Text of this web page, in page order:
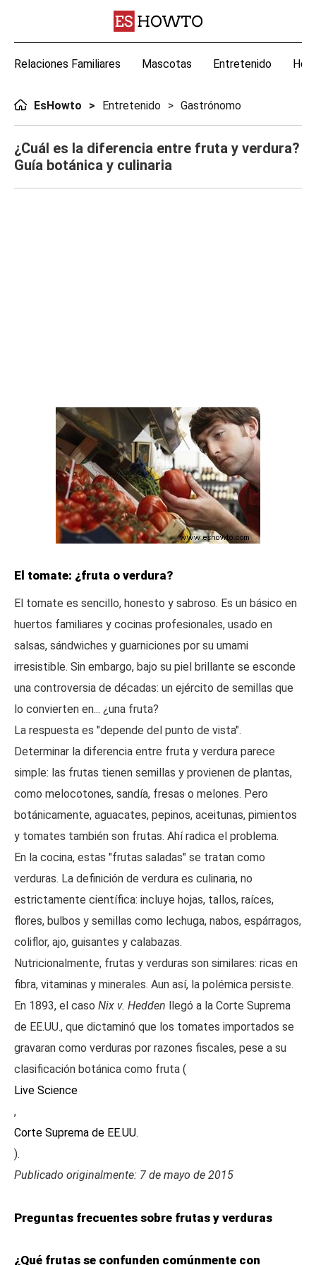
Relaciones Familiares Mascotas Entretenido
EsHowto Entretenido Gastrónomo
¿Cuál es la diferencia entre fruta y verdura?
Guía botánica y culinaria
El tomate: ¿fruta o verdura?
El tomate es sencillo, honesto y sabroso. Es un básico en
huertos familiares y cocinas profesionales, usado en
salsas, sándwiches y guarniciones por su umami
irresistible. Sin embargo, bajo su piel brillante se esconde
una controversia de décadas: un ejército de semillas que
lo convierten en... ¿una fruta?
La respuesta es "depende del punto de vista".
Determinar la diferencia entre fruta y verdura parece
simple: las frutas tienen semillas y provienen de plantas,
como melocotones, sandía, fresas o melones. Pero
botánicamente, aguacates, pepinos, aceitunas, pimientos
y tomates también son frutas. Ahí radica el problema.
En la cocina, estas "frutas saladas" se tratan como
verduras. La definición de verdura es culinaria, no
estrictamente científica: incluye hojas, tallos, raíces,
flores, bulbos y semillas como lechuga, nabos, espárragos,
coliflor, ajo, guisantes y calabazas.
Nutricionalmente, frutas y verduras son similares: ricas en
fibra, vitaminas y minerales. Aun así, la polémica persiste.
En 1893, el caso Nix v. Hedden llegó a la Corte Suprema
de EE.UU., que dictaminó que los tomates importados se
gravaran como verduras por razones fiscales, pese a su
clasificación botánica como fruta (
Live Science
,
Corte Suprema de EE.UU.
).
Publicado originalmente: 7 de mayo de 2015
Preguntas frecuentes sobre frutas y verduras
¿Qué frutas se confunden comúnmente con